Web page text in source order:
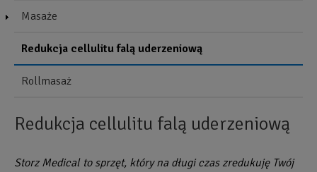
Masaże
Redukcja cellulitu falą uderzeniową
Rollmasaż
Redukcja cellulitu falą uderzeniową
Storz Medical to sprzęt, który na długi czas zredukuję Twój